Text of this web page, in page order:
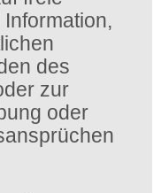
des
zur
oder